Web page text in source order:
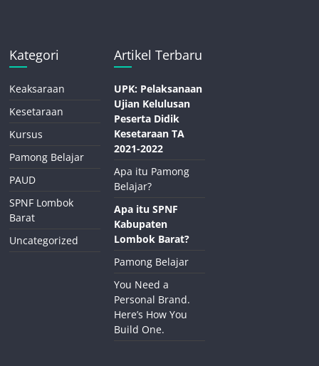
Kategori
Keaksaraan
Kesetaraan
Kursus
Pamong Belajar
PAUD
SPNF Lombok
Barat
Uncategorized
Artikel Terbaru
UPK: Pelaksanaan
Ujian Kelulusan
Peserta Didik
Kesetaraan TA
2021-2022
Apa itu Pamong
Belajar?
Apa itu SPNF
Kabupaten
Lombok Barat?
Pamong Belajar
You Need a
Personal Brand.
Here’s How You
Build One.